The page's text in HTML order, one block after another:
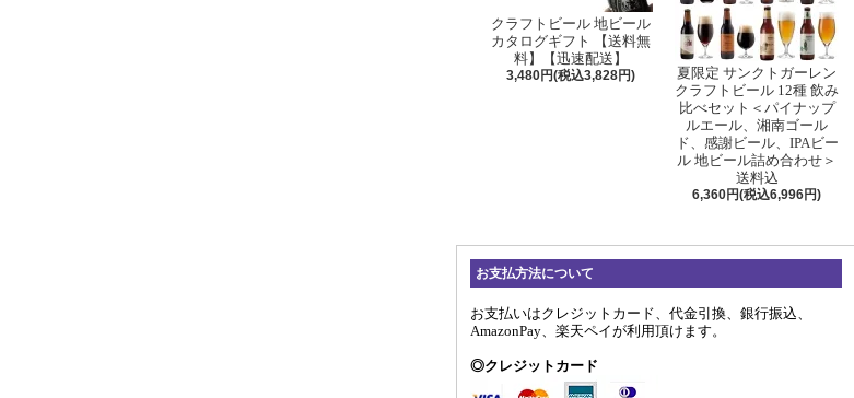
クラフトビール 地ビール
カタログギフト 【送料無
料】【迅速配送】
3,480円(税込3,828円)
夏限定 サンクトガーレン
クラフトビール 12種 飲み
比べセット＜パイナップ
ルエール、湘南ゴール
ド、感謝ビール、IPAビー
ル 地ビール詰め合わせ＞
送料込
6,360円(税込6,996円)
お支払方法について
お支払いはクレジットカード、代金引換、銀行振込、
AmazonPay、楽天ペイが利用頂けます。
◎クレジットカード